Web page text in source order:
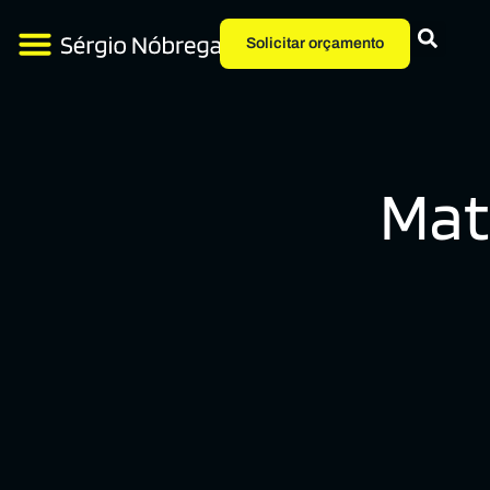
Solicitar orçamento